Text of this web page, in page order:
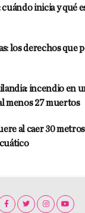
inicia y qué
los derechos que
incendio en
menos 27 muertos
al caer 30